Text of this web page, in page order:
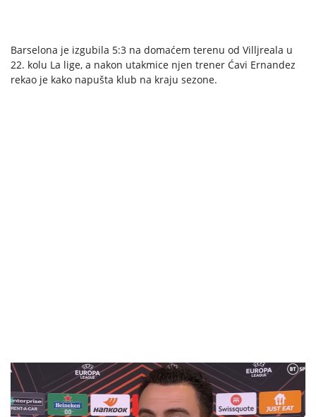
Barselona je izgubila 5:3 na domaćem terenu od Villjreala u
22. kolu La lige, a nakon utakmice njen trener Ćavi Ernandez
rekao je kako napušta klub na kraju sezone.